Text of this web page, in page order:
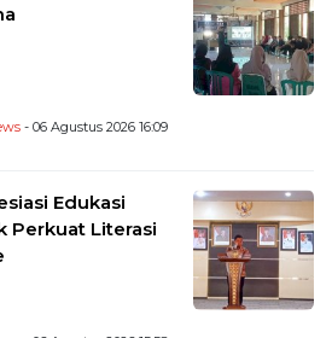
- 06 Agustus 2026 16:09
Edukasi
Perkuat Literasi